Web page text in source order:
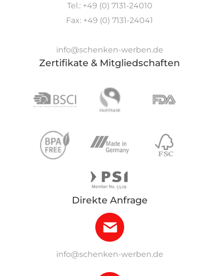
Tel.: +49 (0) 7131-24010
Fax: +49 (0) 7131-24041
info@schenken-werben.de
Zertifikate & Mitgliedschaften
Direkte Anfrage
info@schenken-werben.de